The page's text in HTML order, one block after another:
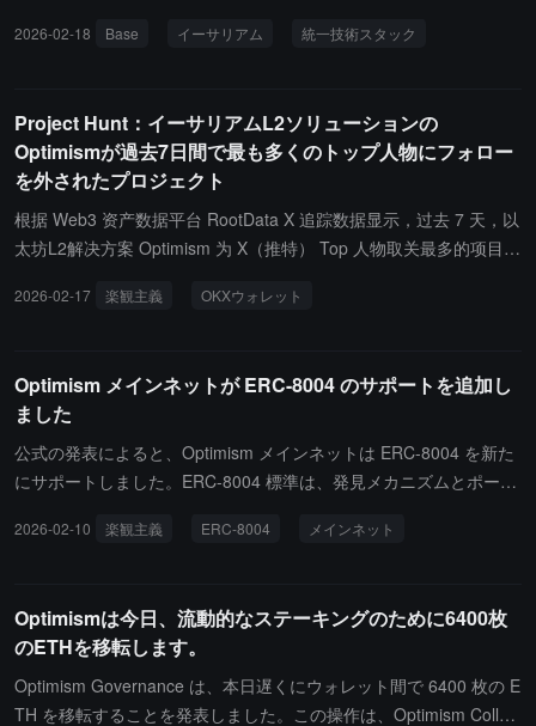
方博客说明，Base 将整合此前分散在多个团队和代码仓库中的核心
Base 也将减少对 Flashbots、Paradigm 等外部依赖。在治理层面，
Base 将调整安全委员会结构，用新增的独立签署人替代原有 Optimis
m 相关席位。尽管技术架构转向自主化，Base 表示协议仍将保持开
源与公开规范，欢迎第三方开发独立客户端并保持跨升级兼容性。Ba
se 目前是 OP Stack Superchain 生态中规模最大的网络。
2026-02-18 Base イーサリアム 統一技術スタック
Project Hunt：イーサリアムL2ソリューションの
Optimismが過去7日間で最も多くのトップ人物にフォロー
を外されたプロジェクト
根据 Web3 资产数据平台 RootData X 追踪数据显示，过去 7 天，以
太坊L2解决方案 Optimism 为 X（推特） Top 人物取关最多的项目，
mdart)、NFT 收藏家 Gmoney(@gmoneynft)、陳威廉 (@williamla
2026-02-17 楽観主義 OKXウォレット
Optimism メインネットが ERC-8004 のサポートを追加し
ました
公式の発表によると、Optimism メインネットは ERC-8004 を新た
にサポートしました。ERC-8004 標準は、発見メカニズムとポータ
相互作用できるようにし、信用があらゆる場所で流通することを保
2026-02-10 楽観主義 ERC-8004 メインネット
Optimismは今日、流動的なステーキングのために6400枚
のETHを移転します。
Optimism Governance は、本日遅くにウォレット間で 6400 枚の E
TH を移転することを発表しました。この操作は、Optimism Collect